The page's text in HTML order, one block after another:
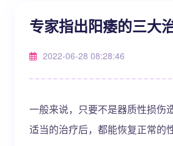
专家指出阳痿的三大
2022-06-28 08:28:46
一般来说，只要不是器质性损伤
适当的治疗后，都能恢复正常的